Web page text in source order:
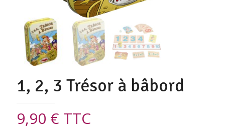
1, 2, 3 Trésor à bâbord
9,90 € TTC